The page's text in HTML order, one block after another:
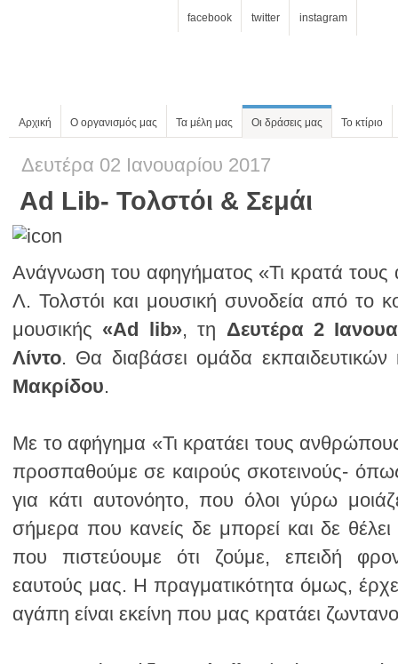
facebook twitter instagram
Αρχική Ο οργανισμός μας Τα μέλη μας Οι δράσεις μας Το κτίριο
Δευτέρα 02 Ιανουαρίου 2017
Ad Lib- Τολστόι & Σεμάι
μουσικής «Αd lib», τη Δευτέρα 2
Λίντο. Θα διαβάσει ομάδα
Μακρίδου.
αγάπη είναι εκείνη που μας κρατάει